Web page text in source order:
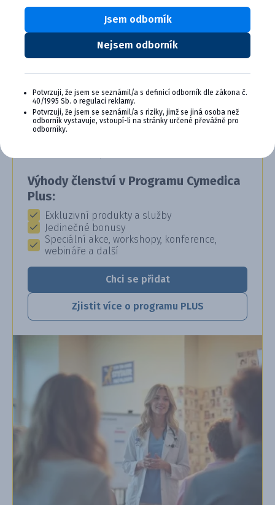
Detail produktu
CYMEDICA PLUS: VĚRNOST, KTERÁ
SE VYPLÁCÍ
Staňte se členem věrnostního programu
Výhody členství v Programu Cymedica
Plus:
Exkluzivní produkty a služby
Jedinečné bonusy
Speciální akce, workshopy, konference,
webináře a další
Chci se přidat
Zjistit více o programu PLUS
Nejsem odborník
Jsem odborník
Potvrzuji, že jsem se seznámil/a s definicí odborník dle zákona č.
40/1995 Sb. o regulaci reklamy.
Potvrzuji, že jsem se seznámil/a s riziky, jimž se jiná osoba než
odborník vystavuje, vstoupí-li na stránky určené převážně pro
odborníky.